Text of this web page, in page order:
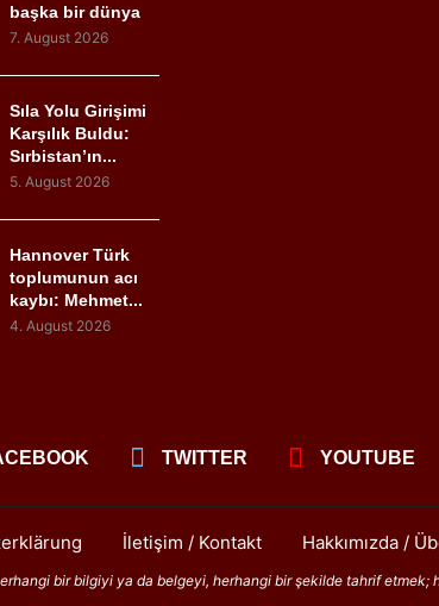
başka bir dünya
7. August 2026
Sıla Yolu Girişimi
Karşılık Buldu:
Sırbistan’ın...
5. August 2026
Hannover Türk
toplumunun acı
kaybı: Mehmet...
4. August 2026
TWITTER YOUTUBE
İletişim / Kontakt Hakkımızda /
bir bilgiyi ya da belgeyi, herhangi bir şekilde tahrif etmek;